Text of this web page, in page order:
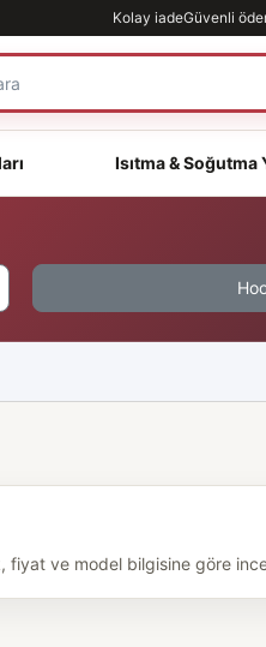
Kolay iadeGüvenli
Isıtma & Soğutma
fiyat ve model bilgisine göre